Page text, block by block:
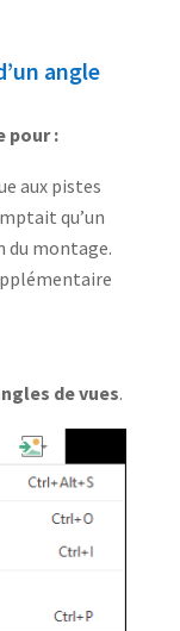
angle
pour :
aux pistes
qu’un
du montage.
de vues.